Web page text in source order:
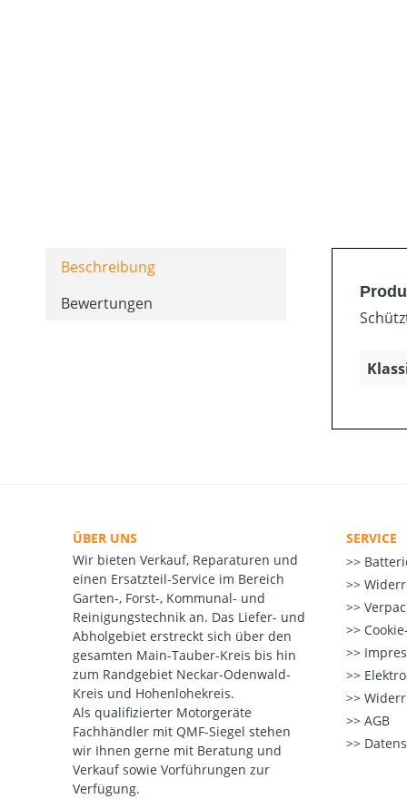
Beschreibung
Bewertungen
ÜBER UNS
Wir bieten Verkauf, Reparaturen und
einen Ersatzteil-Service im Bereich
Garten-, Forst-, Kommunal- und
Reinigungstechnik an. Das Liefer- und
Abholgebiet erstreckt sich über den
gesamten Main-Tauber-Kreis bis hin
zum Randgebiet Neckar-Odenwald-
Kreis und Hohenlohekreis.
Als qualifizierter Motorgeräte
Fachhändler mit QMF-Siegel stehen
wir Ihnen gerne mit Beratung und
Verkauf sowie Vorführungen zur
Verfügung.
SERVICE
AGB